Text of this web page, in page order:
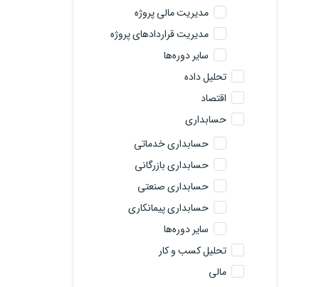
مدیریت مالی پروژه
مدیریت قراردادهای پروژه
سایر دوره‌ها
تحلیل داده
اقتصاد
حسابداری
حسابداری خدماتی
حسابداری بازرگانی
حسابداری صنعتی
حسابداری پیمانکاری
سایر دوره‌ها
تحلیل کسب و کار
مالی